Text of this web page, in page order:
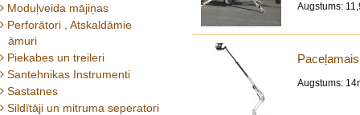
Moduļveida mājiņas
Perforātori , Atskaldāmie
āmuri
Piekabes un treileri
Santehnikas Instrumenti
Sastatnes
Sildītāji un mitruma seperatori
Augstums:
Augstums: